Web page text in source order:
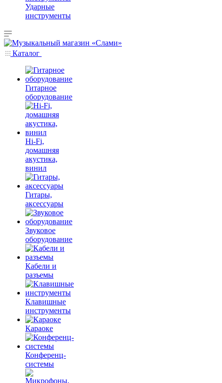
Ударные
инструменты
Каталог
Гитарное
оборудование
Hi-Fi,
домашняя
акустика,
винил
Гитары,
аксессуары
Звуковое
оборудование
Кабели и
разъемы
Клавишные
инструменты
Караоке
Конференц-
системы